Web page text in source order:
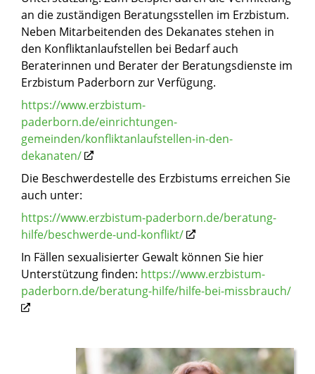
an die zuständigen Beratungsstellen im Erzbistum.
Neben Mitarbeitenden des Dekanates stehen in
den Konfliktanlaufstellen bei Bedarf auch
Beraterinnen und Berater der Beratungsdienste im
Erzbistum Paderborn zur Verfügung.
https://www.erzbistum-
paderborn.de/einrichtungen-
gemeinden/konfliktanlaufstellen-in-den-
dekanaten/
Die Beschwerdestelle des Erzbistums erreichen Sie
auch unter:
https://www.erzbistum-paderborn.de/beratung-
hilfe/beschwerde-und-konflikt/
In Fällen sexualisierter Gewalt können Sie hier
Unterstützung finden: https://www.erzbistum-
paderborn.de/beratung-hilfe/hilfe-bei-missbrauch/